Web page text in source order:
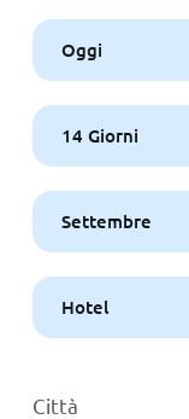
Oggi
14 Giorni
Settembre
Hotel
Città